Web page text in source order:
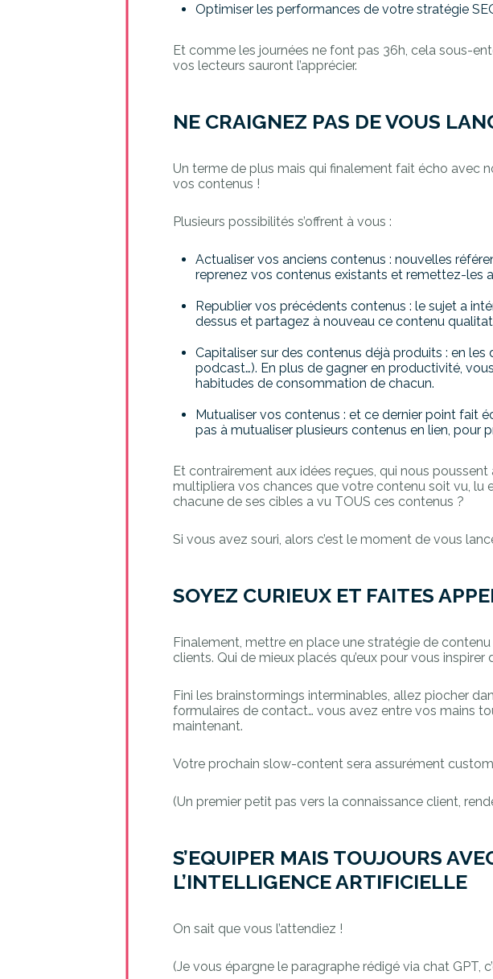
Optimiser les performances de votre stratégie
Et comme les journées ne font pas 36h, cela sous-
vos lecteurs sauront l’apprécier.
NE CRAIGNEZ PAS DE VOUS
Un terme de plus mais qui finalement fait écho avec
vos contenus !
Plusieurs possibilités s’offrent à vous :
Actualiser vos anciens contenus : nouvelles
reprenez vos contenus existants et remettez-les
Republier vos précédents contenus : le sujet a
dessus et partagez à nouveau ce contenu
Capitaliser sur des contenus déjà produits : en
podcast…). En plus de gagner en productivité,
habitudes de consommation de chacun.
Mutualiser vos contenus : et ce dernier point fait
pas à mutualiser plusieurs contenus en lien, pour
Et contrairement aux idées reçues, qui nous
multipliera vos chances que votre contenu soit vu, lu
chacune de ses cibles a vu TOUS ces contenus ?
Si vous avez souri, alors c’est le moment de vous
SOYEZ CURIEUX ET FAITES
Finalement, mettre en place une stratégie de
clients. Qui de mieux placés qu’eux pour vous inspirer
Fini les brainstormings interminables, allez piocher
formulaires de contact… vous avez entre vos mains
maintenant.
Votre prochain slow-content sera assurément
(Un premier petit pas vers la connaissance client,
S’EQUIPER MAIS TOUJOURS
L’INTELLIGENCE ARTIFICIELLE
On sait que vous l’attendiez !
(Je vous épargne le paragraphe rédigé via chat GPT,